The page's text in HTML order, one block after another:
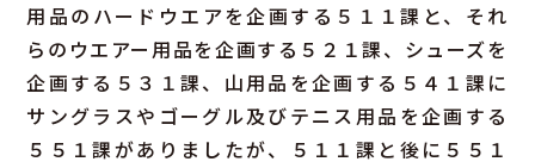
用品のハードウエアを企画する５１１課と、それ
らのウエアー用品を企画する５２１課、シューズを
企画する５３１課、山用品を企画する５４１課に
サングラスやゴーグル及びテニス用品を企画する
５５１課がありましたが、５１１課と後に５５１